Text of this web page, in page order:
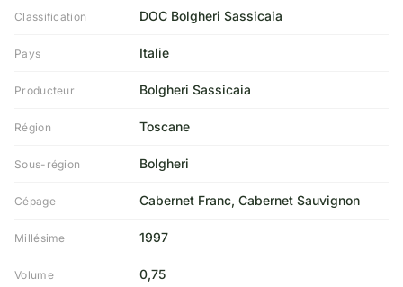
Classification DOC Bolgheri Sassicaia
Pays Italie
Producteur Bolgheri Sassicaia
Région Toscane
Sous-région Bolgheri
Cépage Cabernet Franc, Cabernet Sauvignon
Millésime 1997
Volume 0,75